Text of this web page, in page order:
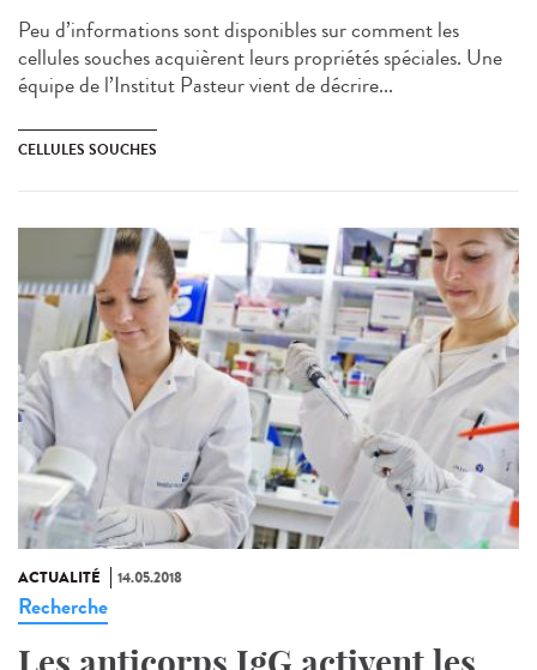
Peu d’informations sont disponibles sur comment les
cellules souches acquièrent leurs propriétés spéciales. Une
équipe de l’Institut Pasteur vient de décrire...
CELLULES SOUCHES
ACTUALITÉ 14.05.2018
Recherche